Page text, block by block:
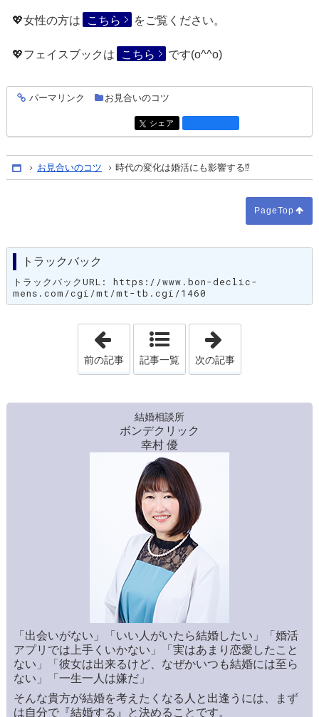
💖女性の方は こちら をご覧ください。
💖フェイスブックは こちら です(o^^o)
entry1473
パーマリンク お見合いのコツ
entry1473
シェア
Home
お見合いのコツ 時代の変化は婚活にも影響する⁉
PageTop
トラックバック
トラックバックURL: https://www.bon-declic-
mens.com/cgi/mt/mt-tb.cgi/1460
「婚活で『良い人』...それはお断りの言
前の記事 記事一覧 次の記事
結婚相談所
ボンデクリック
幸村 優
「出会いがない」「いい人がいたら結婚したい」「婚活
アプリでは上手くいかない」「実はあまり恋愛したこと
ない」「彼女は出来るけど、なぜかいつも結婚には至ら
ない」「一生一人は嫌だ」
そんな貴方が結婚を考えたくなる人と出逢うには、まず
は自分で『結婚する』と決めることです。